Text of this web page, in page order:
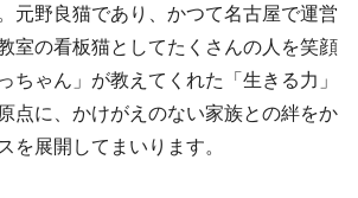
元野良猫であり、かつて名古屋で運営
室の看板猫としてたくさんの人を笑顔
ちゃん」が教えてくれた「生きる力」
点に、かけがえのない家族との絆をか
を展開してまいります。